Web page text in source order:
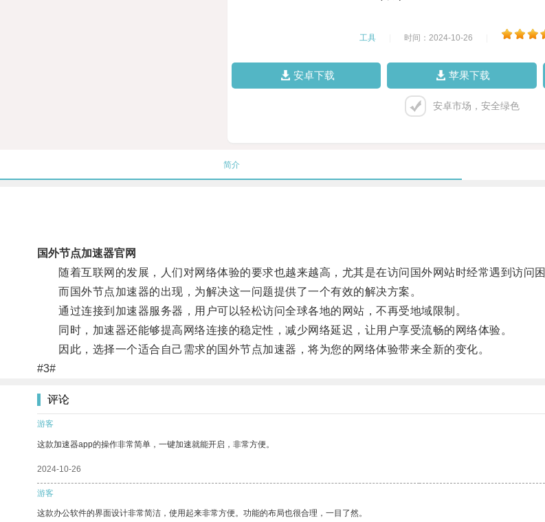
工具 时间：2024-10-26
安卓下载 苹果下载
安卓市场，安全绿色
简介
国外节点加速器官网
随着互联网的发展，人们对网络体验的要求也越来越高，尤其是在访问国外网站时经常遇到访问困
而国外节点加速器的出现，为解决这一问题提供了一个有效的解决方案。
通过连接到加速器服务器，用户可以轻松访问全球各地的网站，不再受地域限制。
同时，加速器还能够提高网络连接的稳定性，减少网络延迟，让用户享受流畅的网络体验。
因此，选择一个适合自己需求的国外节点加速器，将为您的网络体验带来全新的变化。
#3#
评论
游客
这款加速器app的操作非常简单，一键加速就能开启，非常方便。
2024-10-26
游客
这款办公软件的界面设计非常简洁，使用起来非常方便。功能的布局也很合理，一目了然。